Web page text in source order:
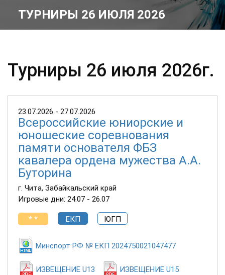
ТУРНИРЫ 26 ИЮЛЯ 2026
Турниры 26 июля 2026г.
23.07.2026 - 27.07.2026
Всероссийские юниорские и
юношеские соревнования
памяти основателя ФБЗ
кавалера ордена мужества А.А.
Буторина
г. Чита, Забайкальский край
Игровые дни: 24.07 - 26.07
* * ЕКП ЮГП
Минспорт РФ № ЕКП 2024750021047477
ИЗВЕЩЕНИЕ U13 ИЗВЕЩЕНИЕ U15